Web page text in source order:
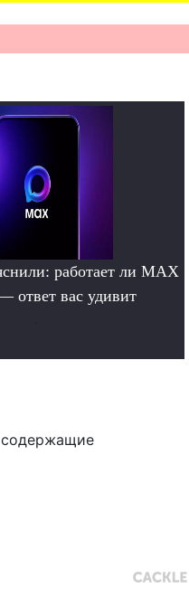
работает ли MAX
ответ вас удивит